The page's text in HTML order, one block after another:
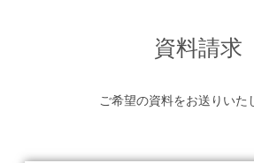
資料請求
ご希望の資料をお送りいた